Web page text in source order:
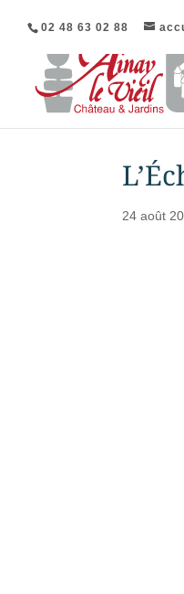
02 48 63 02 88
24 août